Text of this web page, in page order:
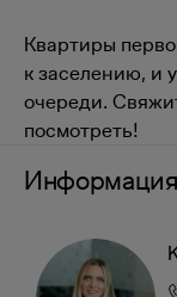
Квартиры
к заселению, и
очереди.
посмотреть!